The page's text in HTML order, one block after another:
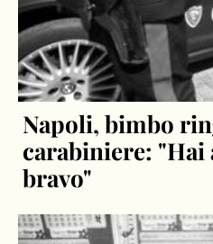
Napoli, bimbo
carabiniere: "Hai
bravo"